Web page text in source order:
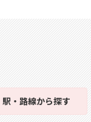
駅・路線から探す